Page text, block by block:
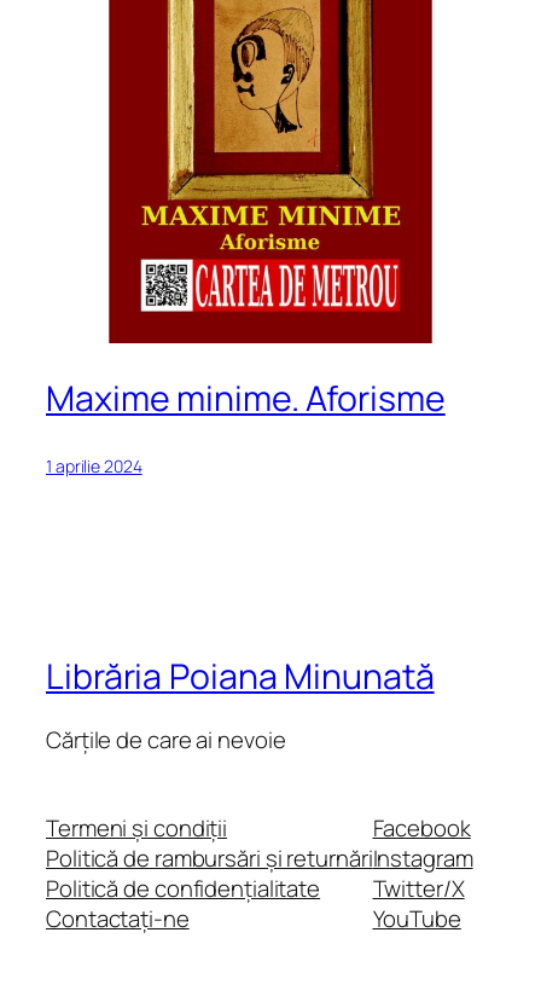
Maxime minime. Aforisme
1 aprilie 2024
Librăria Poiana Minunată
Cărțile de care ai nevoie
Termeni și condiții
Politică de rambursări și returnări
Politică de confidențialitate
Contactați-ne
Facebook
Instagram
Twitter/X
YouTube